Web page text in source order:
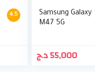
4.5
Samsung Galaxy
M47 5G
55,000د.ج